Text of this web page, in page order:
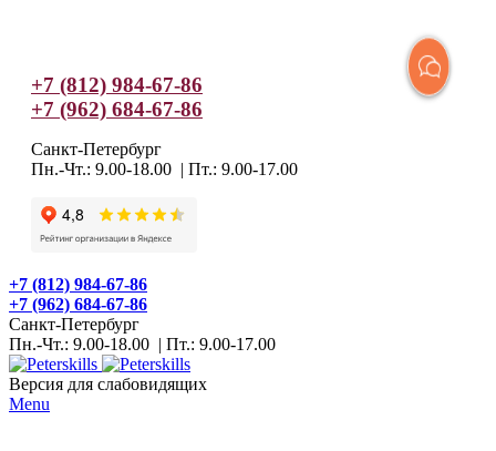
+7 (812) 984-67-86
+7 (962) 684-67-86
Санкт-Петербург
Пн.-Чт.: 9.00-18.00 | Пт.: 9.00-17.00
+7 (812) 984-67-86
+7 (962) 684-67-86
Санкт-Петербург
Пн.-Чт.: 9.00-18.00 | Пт.: 9.00-17.00
Версия для слабовидящих
Menu